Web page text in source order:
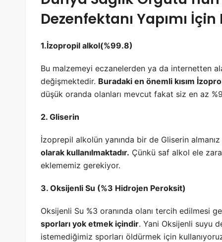
Dezenfektanı Yapımı
1.İzopropil alkol(%99.8)
Bu malzemeyi eczanelerden ya da internetten
değişmektedir. Buradaki en önemli kısım
düşük oranda olanları mevcut fakat siz en az
2. Gliserin
İzoprepil alkolün yanında bir de Gliserin
olarak kullanılmaktadır. Çünkü saf alkol ele
eklememiz gerekiyor.
3. Oksijenli Su (%3 Hidrojen Peroksit)
Oksijenli Su %3 oranında olanı tercih edilmesi
sporları yok etmek içindir. Yani Oksijenli suyu
istemediğimiz sporları öldürmek için